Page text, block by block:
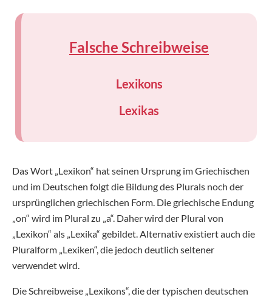
Falsche Schreibweise
Lexikons
Lexikas
Das Wort „Lexikon“ hat seinen Ursprung im Griechischen
und im Deutschen folgt die Bildung des Plurals noch der
ursprünglichen griechischen Form. Die griechische Endung
„on“ wird im Plural zu „a“. Daher wird der Plural von
„Lexikon“ als „Lexika“ gebildet. Alternativ existiert auch die
Pluralform „Lexiken“, die jedoch deutlich seltener
verwendet wird.
Die Schreibweise „Lexikons“, die der typischen deutschen